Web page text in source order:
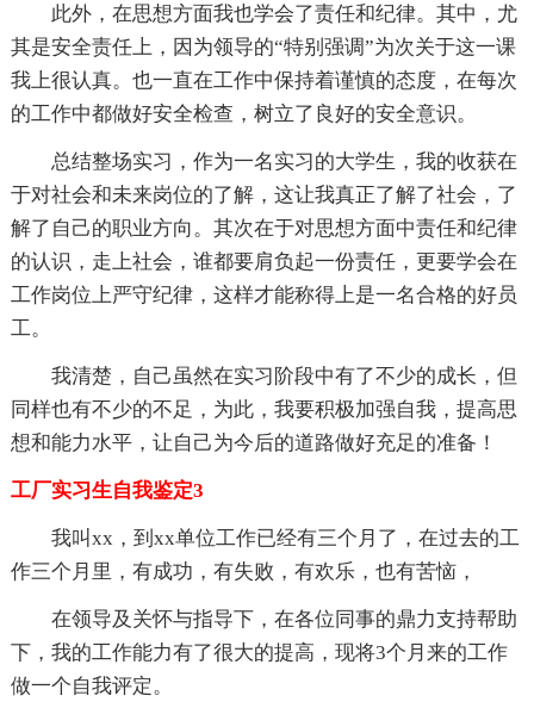
此外，在思想方面我也学会了责任和纪律。其中，尤
其是安全责任上，因为领导的“特别强调”为次关于这一课
我上很认真。也一直在工作中保持着谨慎的态度，在每次
的工作中都做好安全检查，树立了良好的安全意识。
总结整场实习，作为一名实习的大学生，我的收获在
于对社会和未来岗位的了解，这让我真正了解了社会，了
解了自己的职业方向。其次在于对思想方面中责任和纪律
的认识，走上社会，谁都要肩负起一份责任，更要学会在
工作岗位上严守纪律，这样才能称得上是一名合格的好员
工。
我清楚，自己虽然在实习阶段中有了不少的成长，但
同样也有不少的不足，为此，我要积极加强自我，提高思
想和能力水平，让自己为今后的道路做好充足的准备！
工厂实习生自我鉴定3
我叫xx，到xx单位工作已经有三个月了，在过去的工
作三个月里，有成功，有失败，有欢乐，也有苦恼，
在领导及关怀与指导下，在各位同事的鼎力支持帮助
下，我的工作能力有了很大的提高，现将3个月来的工作
做一个自我评定。